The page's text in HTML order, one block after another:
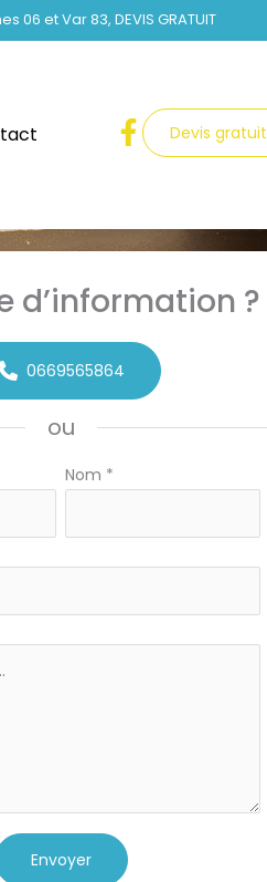
et Var 83, DEVIS GRATUIT
Devis gratuit
d’information ?
0669565864
ou
Nom *
Envoyer